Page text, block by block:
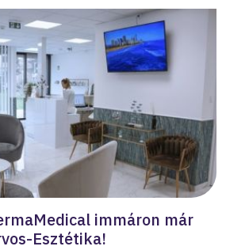
immáron már
Esztétika!